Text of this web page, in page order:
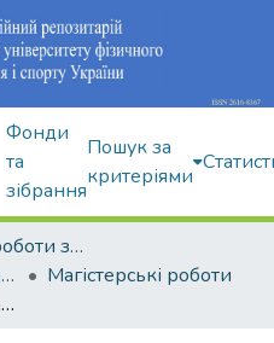
Фонди
та
зібрання
Пошук за
критеріями
Кваліфікаційні роботи здобувачів вищої освіти
Кафедра історії і теорії олімпійського спорту
Магістерські роботи
Особливості адаптації постспортивного життя спортсменів